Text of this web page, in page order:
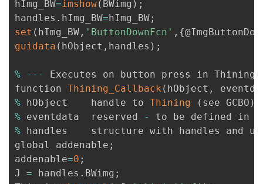
hImg_BW=imshow( BWimg ) ;
handles . hImg_BW=hImg_BW;
set ( hImg_BW , 'ButtonDownFcn' , {
guidata ( hObject , handles ) ;
% -- - Executes on button press in Thining
function Thining_Callback ( hObject ,
% hObject    handle to Thining ( see GCBO )
% eventdata  reserved
-
% handles    structure with handles and
global addenable ;
addenable=0 ;
J = handles . BWimg ;